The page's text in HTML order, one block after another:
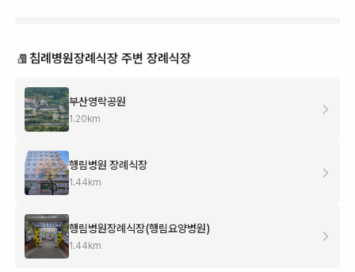
침례병원장례식장 주변 장례식장
부산영락공원
1.20 km
행림병원 장례식장
1.44 km
행림병원장례식장(행림요양병원)
1.44 km